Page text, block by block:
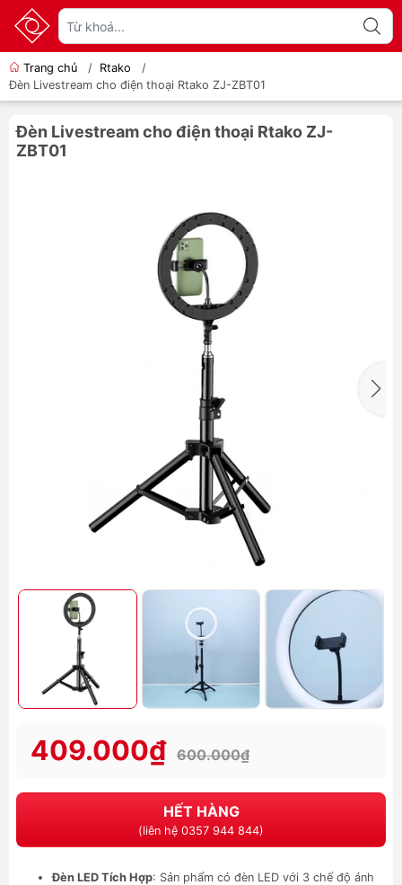
Trang chủ / Rtako
/
Đèn Livestream cho điện thoại Rtako ZJ-ZBT01
Đèn Livestream cho điện thoại Rtako ZJ-
ZBT01
409.000₫ 600.000₫
HẾT HÀNG
(liên hệ 0357 944 844)
Đèn LED Tích Hợp: Sản phẩm có đèn LED với 3 chế độ ánh